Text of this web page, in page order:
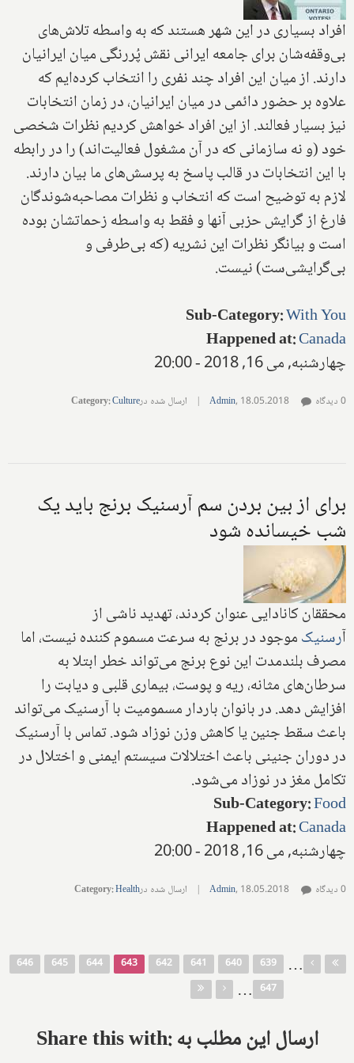
افراد بسیاری در این شهر هستند که به واسطه تلاش‌های
بی‌وقفه‌شان برای جامعه ایرانی نقش پُررنگی میان ایرانیان
دارند. از میان این افراد چند نفری را انتخاب کرده‌ایم که
علاوه بر حضور دائمی در میان ایرانیان، در زمان انتخابات
نیز بسیار فعالند. از این افراد خواهش کردیم نظرات شخصی
خود (و نه سازمانی که در آن مشغول فعالیت‌اند) را در رابطه
با این انتخابات در قالب پاسخ به پرسش‌های ما بیان دارند.
لازم به توضیح است که انتخاب و نظرات مصاحبه‌شوندگان
فارغ از گرایش حزبی آنها و فقط به واسطه زحماتشان بوده
است و بیانگر نظرات این نشریه (که بی‌طرفی و
بی‌گرایشی‌ست) نیست.
Sub-Category:With You
Happened at:Canada
چهارشنبه, می 16, 2018 - 20:00
Admin, 18.05.2018
| ارسال شده در Category:Culture 0 دیدگاه
برای از بین بردن سم آرسنیک برنج باید یک
شب خیسانده شود
محققان کانادایی عنوان کردند، تهدید ناشی از
آرسنیکموجود در برنج به سرعت مسموم کننده نیست، اما
مصرف بلندمدت این نوع برنج می‌تواند خطر ابتلا به
سرطان‌های مثانه، ریه و پوست، بیماری قلبی و دیابت را
افزایش دهد. در بانوان باردار مسمومیت با آرسنیک می‌تواند
باعث سقط جنین یا کاهش وزن نوزاد شود. تماس با آرسنیک
در دوران جنینی باعث اختلالات سیستم ایمنی و اختلال در
تکامل مغز در نوزاد می‌شود.
Sub-Category:Food
Happened at:Canada
چهارشنبه, می 16, 2018 - 20:00
Admin, 18.05.2018
| ارسال شده در Category:Health 0 دیدگاه
صفحه‌ها
…
639
640
641
642
643
644
645
646
647
…
Share this with: ارسال این مطلب به